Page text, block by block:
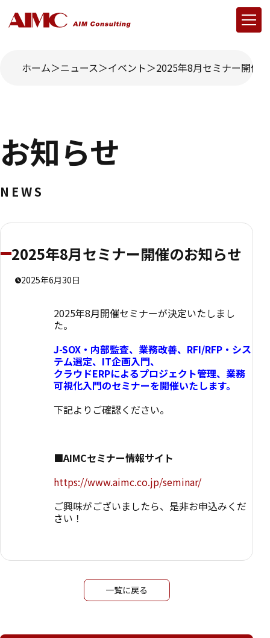
ホーム ニュース イベント 2025年8月セミナー開催
お知らせ
NEWS
2025年8月セミナー開催のお知らせ
2025年6月30日
2025年8月開催セミナーが決定いたしまし
た。
J-SOX・内部監査、業務改善、RFI/RFP・シス
テム選定、IT企画入門、
クラウドERPによるプロジェクト管理、業務
可視化入門のセミナーを開催いたします。
下記よりご確認ください。
■AIMCセミナー情報サイト
https://www.aimc.co.jp/seminar/
ご興味がございましたら、是非お申込みくだ
さい！
一覧に戻る